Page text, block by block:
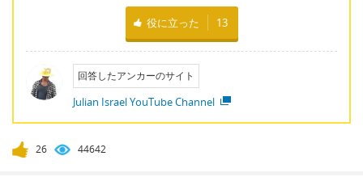
役に立った 13
回答したアンカーのサイト
Julian Israel YouTube Channel
26 44642